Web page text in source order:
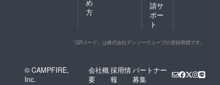
め
方
請サ
ポー
ト
「QRコード」は株式会社デンソーウェーブの登録商標です。
© CAMPFIRE,
Inc.
会社概
要
採用情
報
パートナー
募集